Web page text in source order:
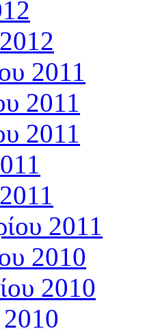
2011
2011
2011
2011
2010
2010
2010